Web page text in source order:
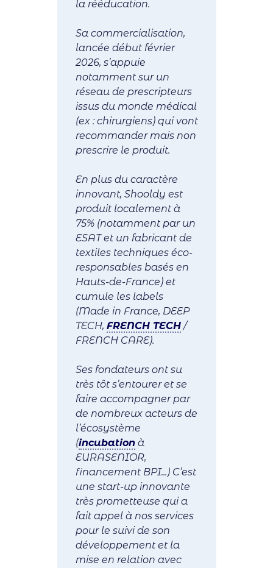
la rééducation.
Sa commercialisation,
lancée début février
2026, s’appuie
notamment sur un
réseau de prescripteurs
issus du monde médical
(ex : chirurgiens) qui vont
recommander mais non
prescrire le produit.
En plus du caractère
innovant, Shooldy est
produit localement à
75% (notamment par un
ESAT et un fabricant de
textiles techniques éco-
responsables basés en
Hauts-de-France) et
cumule les labels
(Made in France, DEEP
TECH, FRENCH TECH/
FRENCH CARE).
Ses fondateurs ont su
très tôt s’entourer et se
faire accompagner par
de nombreux acteurs de
l’écosystème
(incubationà
EURASENIOR,
financement BPI...) C’est
une start-up innovante
très prometteuse qui a
fait appel à nos services
pour le suivi de son
développement et la
mise en relation avec